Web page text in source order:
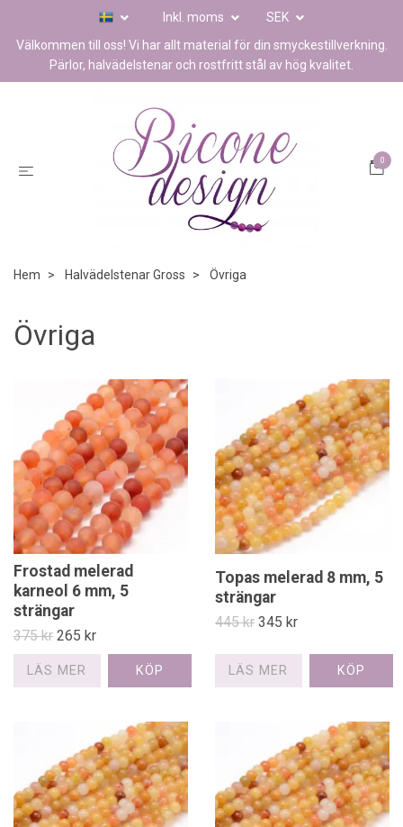
Inkl. moms
SEK
Välkommen till oss! Vi har allt material för din smyckestillverkning.
Pärlor, halvädelstenar och rostfritt stål av hög kvalitet.
0
Hem Halvädelstenar Gross Övriga
Övriga
Frostad melerad
karneol 6 mm, 5
strängar
375 kr 265 kr
LÄS MER
Topas melerad 8 mm, 5
strängar
445 kr 345 kr
LÄS MER